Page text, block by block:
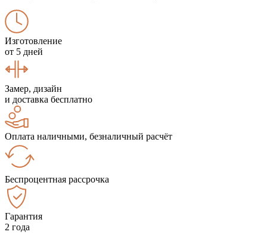
Изготовление
от 5 дней
Замер, дизайн
и доставка бесплатно
Оплата наличными, безналичный расчёт
Беспроцентная рассрочка
Гарантия
2 года